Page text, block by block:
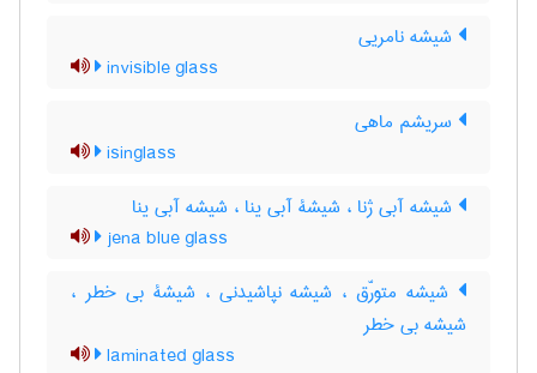
شیشه نامریی
invisible glass
سریشم ماهی
isinglass
شیشه آبی ژنا ، شیشۀ آبی ینا ، شیشه آبی ینا
jena blue glass
شیشه متورّق ، شیشه نپاشیدنی ، شیشۀ بی خطر ،
شیشه بی خطر
laminated glass